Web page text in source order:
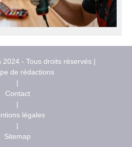
- Tous droits réservés |
de rédactions
|
Contact
|
légales
|
Sitemap